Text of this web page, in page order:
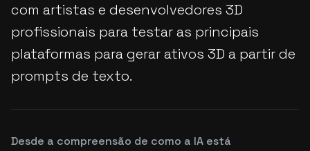
com artistas e desenvolvedores 3D
profissionais para testar as principais
plataformas para gerar ativos 3D a partir de
prompts de texto.
Desde a compreensão de como a IA está